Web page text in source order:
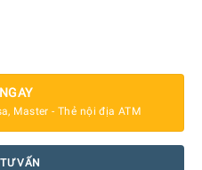
SBV6ZBX01D Serie 6 Âm Toàn
Master - Thẻ nội địa ATM
VẤN